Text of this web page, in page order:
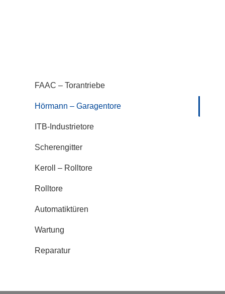
FAAC – Torantriebe
Hörmann – Garagentore
ITB-Industrietore
Scherengitter
Keroll – Rolltore
Rolltore
Automatiktüren
Wartung
Reparatur